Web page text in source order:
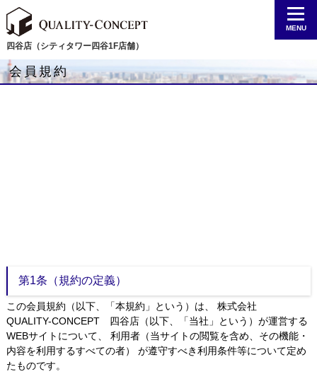
四谷店（シティタワー四谷1F店舗）
MENU
会員規約
第1条（規約の定義）
この会員規約（以下、「本規約」という）は、 株式会社
QUALITY-CONCEPT 四谷店（以下、「当社」という）が運営する
WEBサイトについて、 利用者（当サイトの閲覧を含め、その機能・
内容を利用するすべての者） が遵守すべき利用条件等について定め
たものです。